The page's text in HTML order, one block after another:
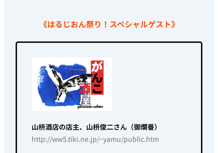
《はるじおん祭り！スペシャルゲスト》
山枡酒店の店主、山枡俊二さん（御燗番）
http://ww5.tiki.ne.jp/~yamu/public.htm